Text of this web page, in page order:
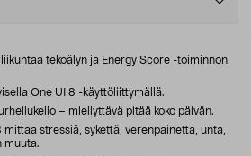
tekoälyn ja Energy Score -toiminnon
One UI 8 -käyttöliittymällä.
– miellyttävä pitää koko päivän.
stressiä, sykettä, verenpainetta, unta,
muuta.